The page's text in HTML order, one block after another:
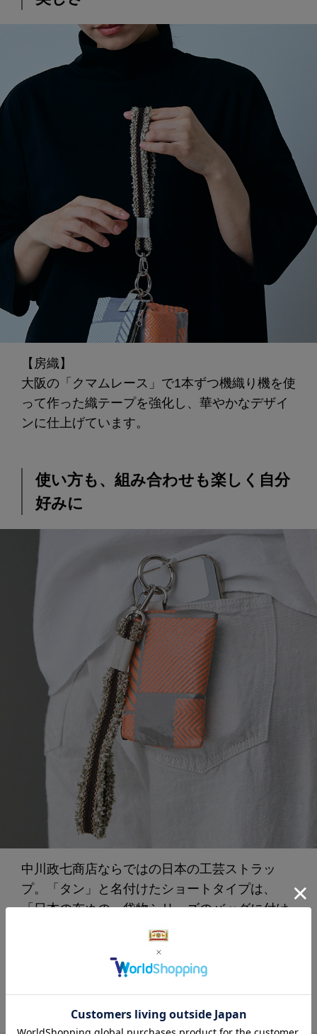
【房織】
大阪の「クマムレース」で1本ずつ機織り機を使
って作った織テープを強化し、華やかなデザイ
ンに仕上げています。
使い方も、組み合わせも楽しく自分
好みに
中川政七商店ならではの日本の工芸ストラッ
プ。「タン」と名付けたショートタイプは、
「日本の布ぬの」袋物シリーズのバッグに付け
たり、スマーフォンのストラップにしたり、カ
ラビナを使って小さな袋物を組み合わせたり
と、さまざまなカスタマイズをお楽しみいただ